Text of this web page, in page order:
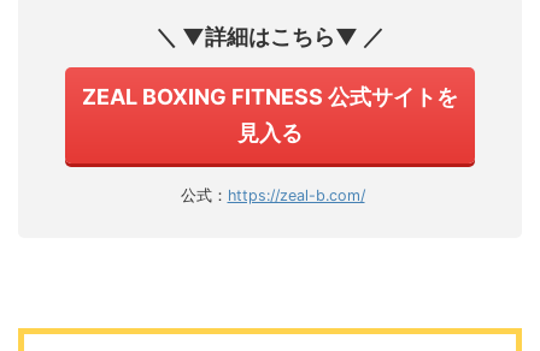
＼ ▼詳細はこちら▼ ／
ZEAL BOXING FITNESS 公式サイトを
見入る
公式： https://zeal-b.com/